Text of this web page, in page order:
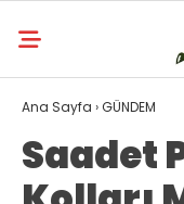
Ana Sayfa ›GÜNDEM
Saadet